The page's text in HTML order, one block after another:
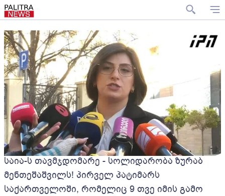
საია-ს თავმჯდომარე - სოლიდარობა ზურაბ
მენთეშაშვილს! პირველ პატიმარს
საქართველოში, რომელიც 9 თვე იმის გამო